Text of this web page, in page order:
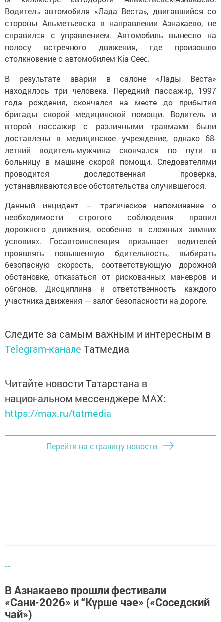
Водитель автомобиля «Лада Веста», двигавшийся со
стороны Альметьевска в направлении Азнакаево, не
справился с управлением. Автомобиль вынесло на
полосу встречного движения, где произошло
столкновение с автомобилем Kia Ceed.
В результате аварии в салоне «Лады Веста»
находилось три человека. Передний пассажир, 1997
года рождения, скончался на месте до прибытия
бригады скорой медицинской помощи. Водитель и
второй пассажир с различными травмами были
доставлены в медицинское учреждение, однако 68-
летний водитель-мужчина скончался по пути в
больницу в машине скорой помощи. Следователями
проводится доследственная проверка,
устанавливаются все обстоятельства случившегося.
Данный инцидент – трагическое напоминание о
необходимости строгого соблюдения правил
дорожного движения, особенно в сложных зимних
условиях. Госавтоинспекция призывает водителей
проявлять повышенную бдительность, выбирать
безопасную скорость, соответствующую дорожной
обстановке, отказаться от рискованных маневров и
обгонов. Дисциплина и ответственность каждого
участника движения — залог безопасности на дороге.
Следите за самым важным и интересным в
Telegram-канале Татмедиа
Читайте новости Татарстана в
национальном мессенджере MАХ:
https://max.ru/tatmedia
Перейти на страницу новости
--
В Азнакаево прошли фестивали
«Сани-2026» и “Күрше чәе» («Соседский
чай»)